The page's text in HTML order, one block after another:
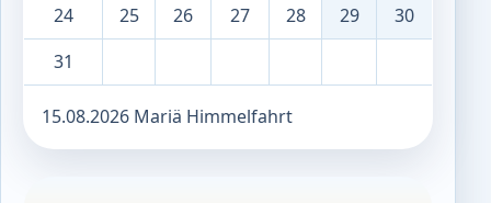
24
25 26 27 28 29
30
31
15.08.2026 Mariä Himmelfahrt